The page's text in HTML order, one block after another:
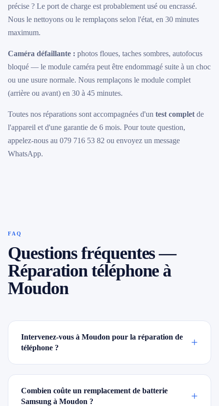
précise ? Le port de charge est probablement usé ou encrassé.
Nous le nettoyons ou le remplaçons selon l'état, en 30 minutes
maximum.
Caméra défaillante : photos floues, taches sombres, autofocus
bloqué — le module caméra peut être endommagé suite à un choc
ou une usure normale. Nous remplaçons le module complet
(arrière ou avant) en 30 à 45 minutes.
Toutes nos réparations sont accompagnées d'un test complet de
l'appareil et d'une garantie de 6 mois. Pour toute question,
appelez-nous au 079 716 53 82 ou envoyez un message
WhatsApp.
FAQ
Questions fréquentes —
Réparation téléphone à
Moudon
Intervenez-vous à Moudon pour la réparation de
téléphone ?
+
Combien coûte un remplacement de batterie
Samsung à Moudon ?
+